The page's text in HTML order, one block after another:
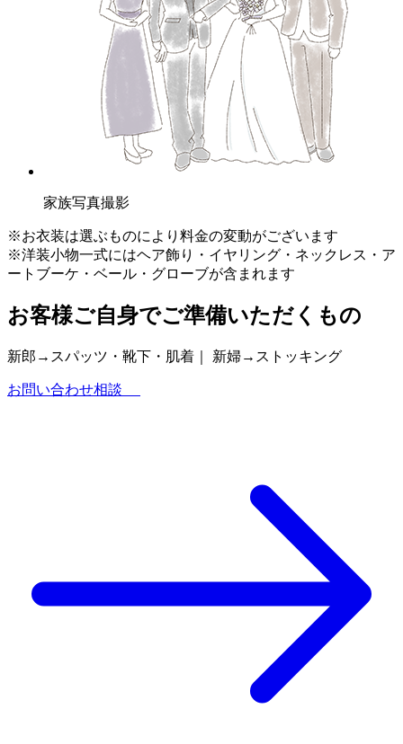
家族写真撮影
※お衣装は選ぶものにより料金の変動がございます
※洋装小物一式にはヘア飾り・イヤリング・ネックレス・ア
ートブーケ・ベール・グローブが含まれます
お客様ご自身でご準備いただくもの
新郎→スパッツ・靴下・肌着｜ 新婦→ストッキング
お問い合わせ相談